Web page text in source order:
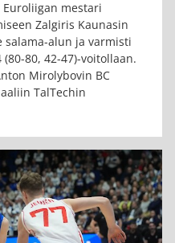
mestari
Zalgiris Kaunasin
salama-alun ja varmisti
80, 42-47)-voitollaan.
Mirolybovin BC
TalTechin